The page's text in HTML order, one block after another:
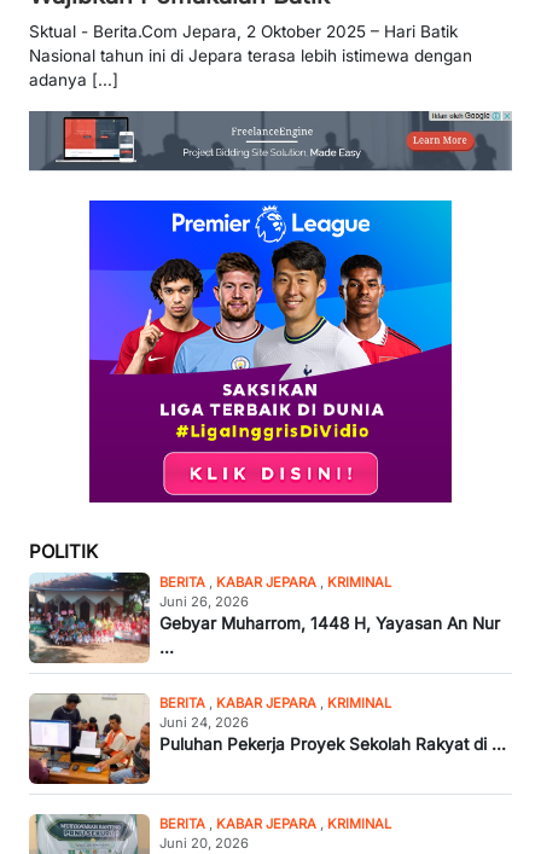
Sktual - Berita.Com Jepara, 2 Oktober 2025 – Hari Batik
Nasional tahun ini di Jepara terasa lebih istimewa dengan
adanya [...]
POLITIK
BERITA , KABAR JEPARA , KRIMINAL
Juni 26, 2026
Gebyar Muharrom, 1448 H, Yayasan An Nur
...
BERITA , KABAR JEPARA , KRIMINAL
Juni 24, 2026
Puluhan Pekerja Proyek Sekolah Rakyat di ...
BERITA , KABAR JEPARA , KRIMINAL
Juni 20, 2026